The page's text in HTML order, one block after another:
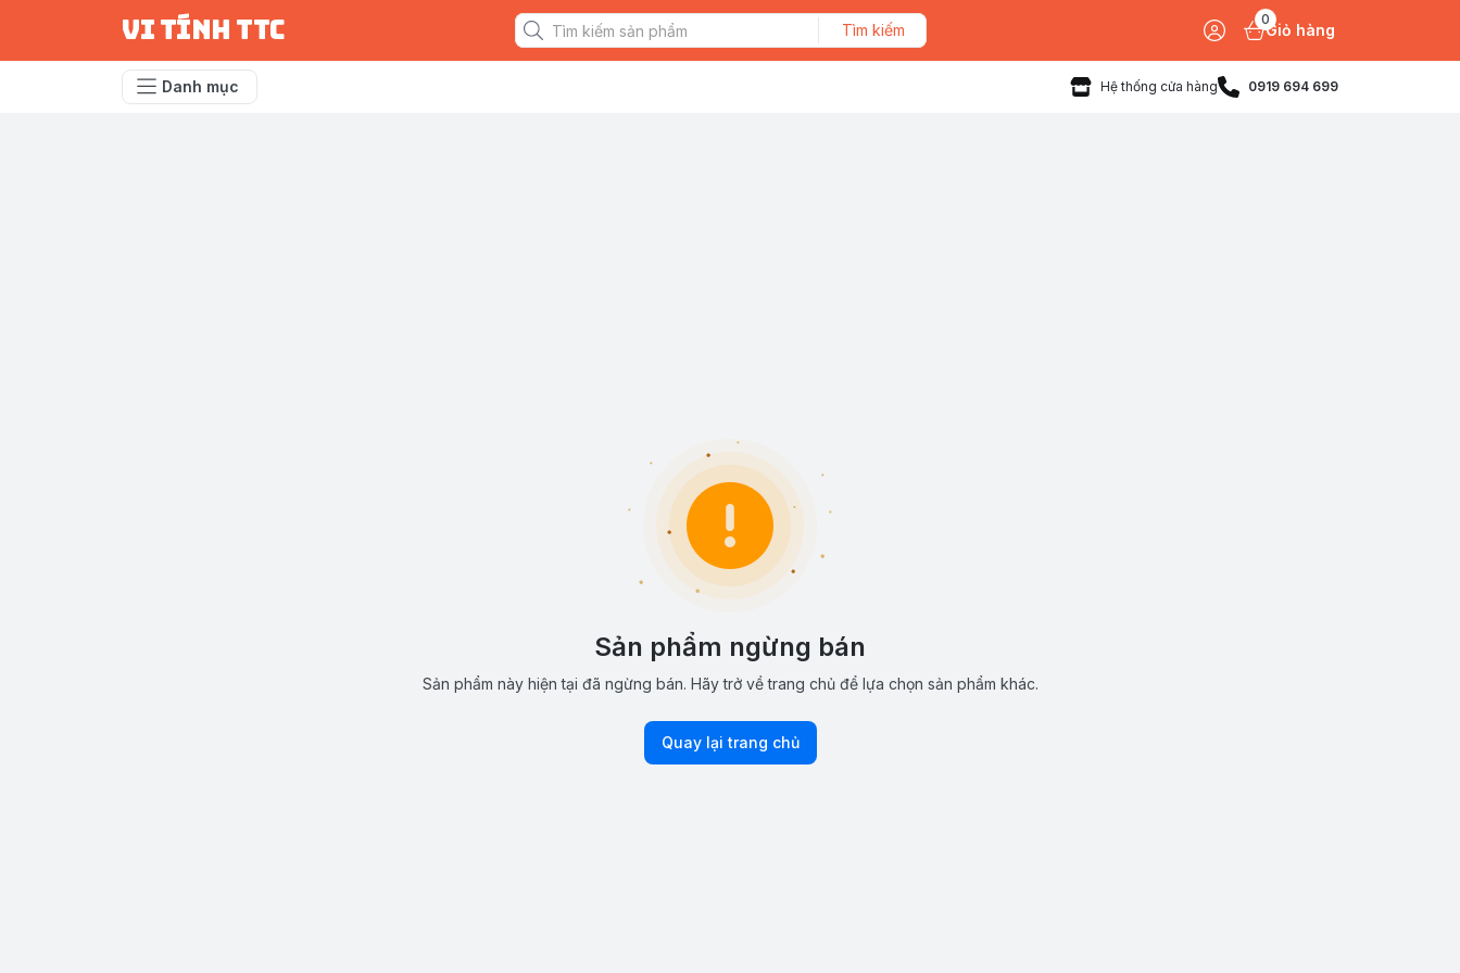
vi tính ttc Tìm kiếm
0
Giỏ hàng
Danh mục Hệ thống cửa hàng 0919 694 699
Sản phẩm ngừng bán
Sản phẩm này hiện tại đã ngừng bán. Hãy trở về trang chủ để lựa chọn sản phẩm khác.
Quay lại trang chủ